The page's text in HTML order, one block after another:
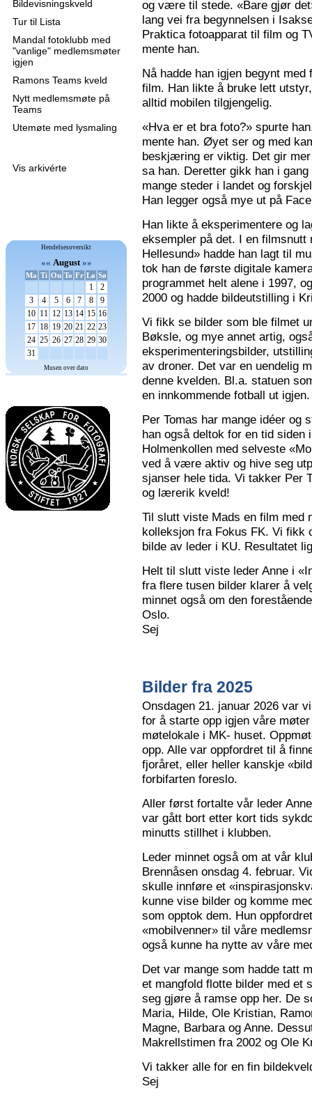
Bildevisningskveld
Tur til Lista
Mandal fotoklubb med
"vanlige" medlemsmøter
igjen
Ramons Teams kveld
Nytt medlemsmøte på
Teams
Utemøte med lysmaling
Vis arkivérte
Hendelsesoversikt
«« August»»
Ma Ti On To Fr Lø Sø
1
2
3
4 5 6 7 8
9
10 11 12 13 14 15 16
17 18 19 20 21 22 23
24 25 26 27 28 29 30
31
Musen over dato
og være til stede. «Bare gjør
lang vei fra begynnelsen i
Praktica fotoapparat til film og
mente han.
Nå hadde han igjen begynt
film. Han likte å bruke lett
alltid mobilen tilgjengelig.
«Hva er et bra foto?» spurte
mente han. Øyet ser og med
beskjæring er viktig. Det gir
sa han. Deretter gikk han i
mange steder i landet og
Han legger også mye ut på
Han likte å eksperimentere og
eksempler på det. I en filmsnutt
Hellesund» hadde han lagt til
tok han de første digitale
programmet helt alene i 1997,
2000 og hadde bildeutstilling i
Vi fikk se bilder som ble filmet
Bøksle, og mye annet artig,
eksperimenteringsbilder,
av droner. Det var en uendelig
denne kvelden. Bl.a. statuen
en innkommende fotball ut igjen.
Per Tomas har mange idéer og
han også deltok for en tid siden
Holmenkollen med selveste
ved å være aktiv og hive seg
sjanser hele tida. Vi takker Per
og lærerik kveld!
Til slutt viste Mads en film med
kolleksjon fra Fokus FK. Vi fikk
bilde av leder i KU. Resultatet
Helt til slutt viste leder Anne i
fra flere tusen bilder klarer å
minnet også om den
Oslo.
Sej
Bilder fra 2025
Onsdagen 21. januar 2026 var
for å starte opp igjen våre
møtelokale i MK- huset.
opp. Alle var oppfordret til å
fjoråret, eller heller kanskje
forbifarten foreslo.
Aller først fortalte vår leder
var gått bort etter kort tids
minutts stillhet i klubben.
Leder minnet også om at vår
Brennåsen onsdag 4. februar.
skulle innføre et
kunne vise bilder og komme
som opptok dem. Hun
«mobilvenner» til våre
også kunne ha nytte av våre
Det var mange som hadde tatt
et mangfold flotte bilder med et
seg gjøre å ramse opp her. De
Maria, Hilde, Ole Kristian,
Magne, Barbara og Anne.
Makrellstimen fra 2002 og Ole
Vi takker alle for en fin
Sej